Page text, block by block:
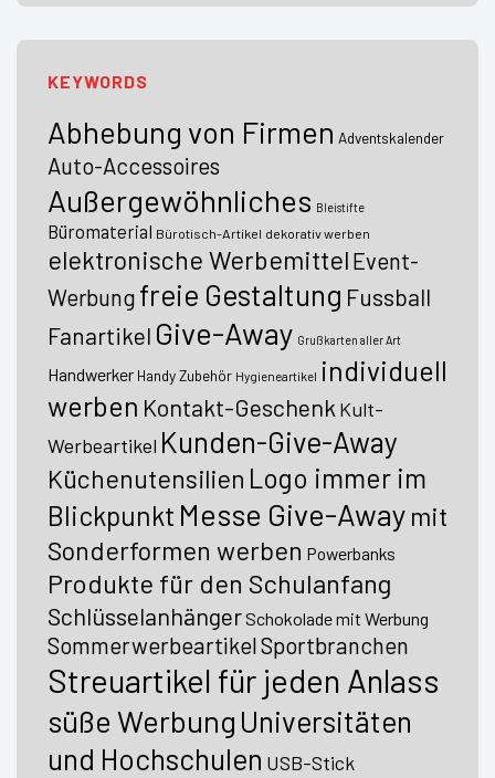
KEYWORDS
Abhebung von Firmen Adventskalender
Auto-Accessoires
Außergewöhnliches Bleistifte
Büromaterial Bürotisch-Artikel dekorativ werben
elektronische Werbemittel Event-
Werbung freie Gestaltung Fussball
Fanartikel Give-Away Grußkarten aller Art
Handwerker Handy Zubehör Hygieneartikel individuell
werben Kontakt-Geschenk Kult-
Werbeartikel Kunden-Give-Away
Küchenutensilien Logo immer im
Blickpunkt Messe Give-Away mit
Sonderformen werben Powerbanks
Produkte für den Schulanfang
SchlüsselanhängerSchokolade mit Werbung
SommerwerbeartikelSportbranchen
Streuartikel für jeden Anlass
süße Werbung Universitäten
und Hochschulen USB-Stick